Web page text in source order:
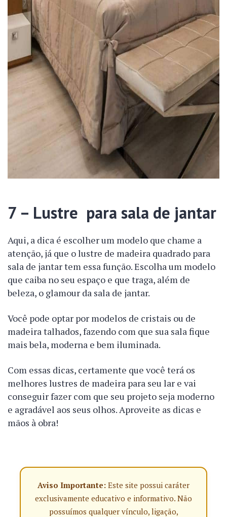
7 – Lustre para sala de jantar
Aqui, a dica é escolher um modelo que chame a
atenção, já que o lustre de madeira quadrado para
sala de jantar tem essa função. Escolha um modelo
que caiba no seu espaço e que traga, além de
beleza, o glamour da sala de jantar.
Você pode optar por modelos de cristais ou de
madeira talhados, fazendo com que sua sala fique
mais bela, moderna e bem iluminada.
Com essas dicas, certamente que você terá os
melhores lustres de madeira para seu lar e vai
conseguir fazer com que seu projeto seja moderno
e agradável aos seus olhos. Aproveite as dicas e
mãos à obra!
Aviso Importante: Este site possui caráter
exclusivamente educativo e informativo. Não
possuímos qualquer vínculo, ligação,